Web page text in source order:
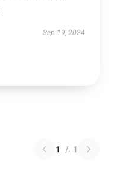
Sep 19, 2024
1 / 1